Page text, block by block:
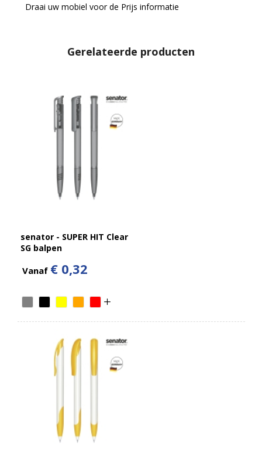
Draai uw mobiel voor de Prijs informatie
Gerelateerde producten
senator - SUPER HIT Clear
SG balpen
Vanaf € 0,32